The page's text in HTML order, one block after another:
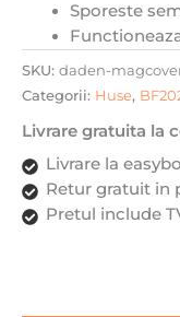
MagSafe,
Protectie
Camera,
Antisoc,
Premium,
Albastru
inchis
Sporeste
SKU: daden-
Categorii: Huse,
Livrare gratuita la
Livrare la
Retur gratuit in
Pretul include